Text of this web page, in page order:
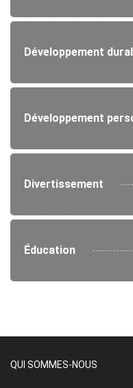
Développement
Développement
Divertissement
Éducation
QUI SOMMES-NOUS